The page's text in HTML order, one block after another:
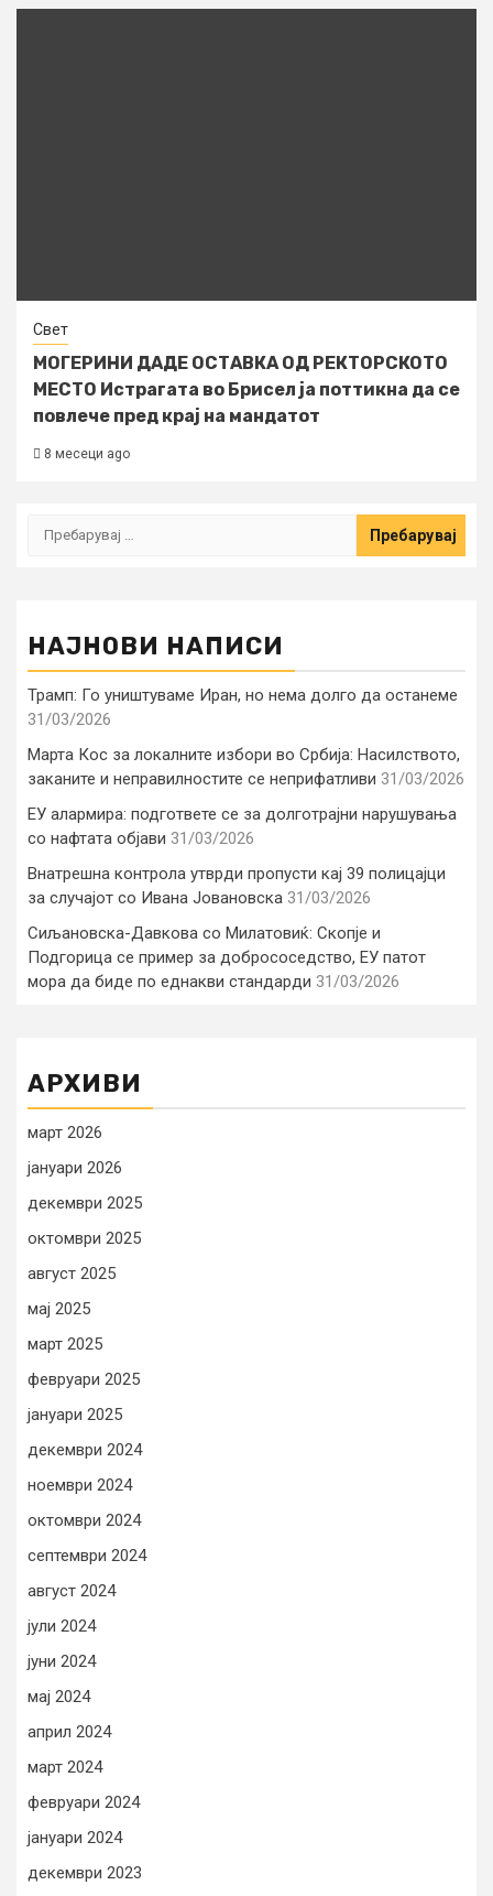
Свет
МОГЕРИНИ ДАДЕ ОСТАВКА ОД РЕКТОРСКОТО
МЕСТО Истрагата во Брисел ја поттикна да се
повлече пред крај на мандатот
8 месеци ago
Пребарувај
НАЈНОВИ НАПИСИ
Трамп: Го уништуваме Иран, но нема долго да останеме
31/03/2026
Марта Кос за локалните избори во Србија: Насилството,
заканите и неправилностите се неприфатливи 31/03/2026
ЕУ алармира: подгответе се за долготрајни нарушувања
со нафтата објави 31/03/2026
Внатрешна контрола утврди пропусти кај 39 полицајци
за случајот со Ивана Јовановска 31/03/2026
Сиљановска-Давкова со Милатовиќ: Скопје и
Подгорица се пример за добрососедство, ЕУ патот
мора да биде по еднакви стандарди 31/03/2026
АРХИВИ
март 2026
јануари 2026
декември 2025
октомври 2025
август 2025
мај 2025
март 2025
февруари 2025
јануари 2025
декември 2024
ноември 2024
октомври 2024
септември 2024
август 2024
јули 2024
јуни 2024
мај 2024
април 2024
март 2024
февруари 2024
јануари 2024
декември 2023